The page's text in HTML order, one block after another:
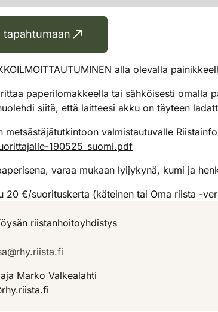
alla olevalla
paperilomakkeella tai sähköisesti omalla
siitä, että laitteesi akku on täyteen
metsästäjätutkintoon valmistautuvalle
190525_suomi.pdf
varaa mukaan lyijykynä, kumi ja
20 €/suorituskerta (käteinen tai Oma riista -
riistanhoitoyhdistys
Marko Valkealahti